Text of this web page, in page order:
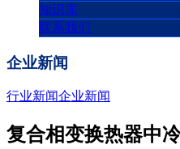
知识库
联系我们
企业新闻
行业新闻企业新闻
复合相变换热器中